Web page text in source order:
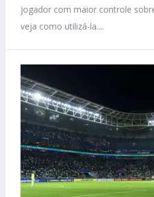
jogador com maior controle
veja como utilizá-la....